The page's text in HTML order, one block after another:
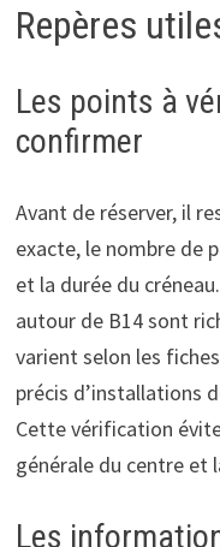
Repères
Les points à
confirmer
Avant de réserver, il
exacte, le nombre de
et la durée du
autour de B14 sont
varient selon les
précis d’installations
Cette vérification
générale du centre
Les